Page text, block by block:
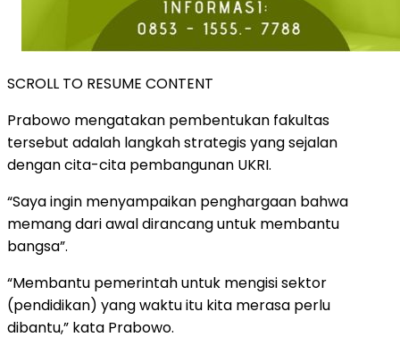
SCROLL TO RESUME CONTENT
Prabowo mengatakan pembentukan fakultas
tersebut adalah langkah strategis yang sejalan
dengan cita-cita pembangunan UKRI.
“Saya ingin menyampaikan penghargaan bahwa
memang dari awal dirancang untuk membantu
bangsa”.
“Membantu pemerintah untuk mengisi sektor
(pendidikan) yang waktu itu kita merasa perlu
dibantu,” kata Prabowo.